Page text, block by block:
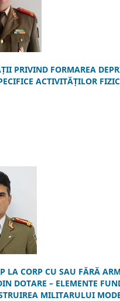
PRIVIND FORMAREA
ACTIVITĂȚILOR
LA CORP CU SAU FĂRĂ
DOTARE – ELEMENTE
MILITARULUI